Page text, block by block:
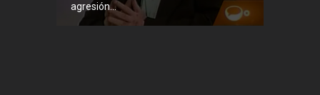
agresión...